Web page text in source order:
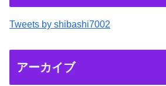
Tweets by shibashi7002
アーカイブ